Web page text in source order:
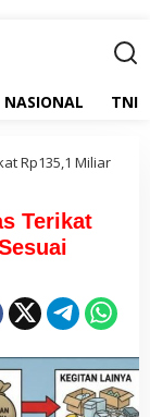
NASIONAL TNI
Rp135,1 Miliar
Terikat